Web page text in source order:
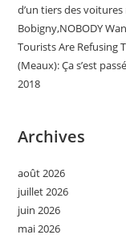
d’un tiers des
Bobigny,NOBODY
Tourists Are Refusing
(Meaux): Ça s’est
2018
Archives
août 2026
juillet 2026
juin 2026
mai 2026